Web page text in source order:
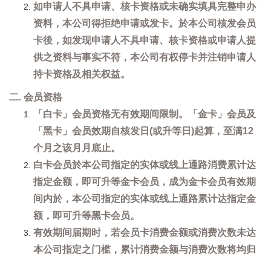
如申请人不具申请、核卡资格或未确实填具完整申办
资料，本公司得拒绝申请或发卡。於本公司核发会员
卡後，如发现申请人不具申请、核卡资格或申请人提
供之资料与事实不符，本公司有权停卡并注销申请人
持卡资格及相关权益。
二. 会员资格
「白卡」会员资格无有效期间限制。「金卡」会员及
「黑卡」会员效期自核发日(或升等日)起算，至满12
个月之该月月底止。
白卡会员於本公司指定的实体或线上通路消费累计达
指定金额，即可升等金卡会员，成为金卡会员有效期
间内於，本公司指定的实体或线上通路累计达指定金
额，即可升等黑卡会员。
有效期间届期时，若会员卡消费金额或消费次数未达
本公司指定之门槛，累计消费金额与消费次数将均归